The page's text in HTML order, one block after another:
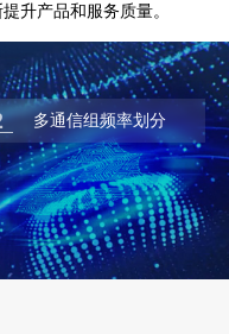
升产品和服务质量。
多通信组频率划分